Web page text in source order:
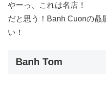
やーっ、これは名店！
だと思う！Banh Cuonの贔
い！
Banh Tom